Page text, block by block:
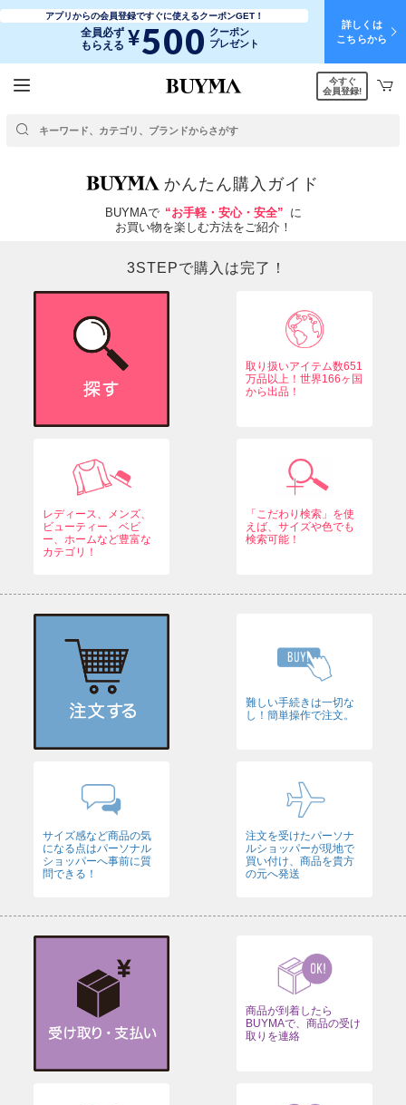
アプリからの会員登録ですぐに使えるクーポンGET！
全員必ず
もらえる ¥500 クーポン
プレゼント
詳しくは
こちらから
今すぐ
会員登録!
かんたん購入ガイド
BUYMAで “お手軽・安心・安全” に
お買い物を楽しむ方法をご紹介！
3STEPで購入は完了！
取り扱いアイテム数651
万品以上！世界166ヶ国
から出品！
レディース、メンズ、
ビューティー、ベビ
ー、ホームなど豊富な
カテゴリ！
「こだわり検索」を使
えば、サイズや色でも
検索可能！
難しい手続きは一切な
し！簡単操作で注文。
サイズ感など商品の気
になる点はパーソナル
ショッパーへ事前に質
問できる！
注文を受けたパーソナ
ルショッパーが現地で
買い付け、商品を貴方
の元へ発送
商品が到着したら
BUYMAで、商品の受け
取りを連絡